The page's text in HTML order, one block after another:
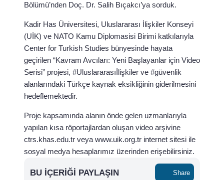
Bölümü’nden Doç. Dr. Salih Bıçakcı’ya sorduk.
Kadir Has Üniversitesi, Uluslararası İlişkiler Konseyi
(UİK) ve NATO Kamu Diplomasisi Birimi katkılarıyla
Center for Turkish Studies bünyesinde hayata
geçirilen “Kavram Avcıları: Yeni Başlayanlar için Video
Serisi” projesi, #Uluslararasıİlişkiler ve #güvenlik
alanlarındaki Türkçe kaynak eksikliğinin giderilmesini
hedeflemektedir.
Proje kapsamında alanın önde gelen uzmanlarıyla
yapılan kısa röportajlardan oluşan video arşivine
ctrs.khas.edu.tr veya www.uik.org.tr internet sitesi ile
sosyal medya hesaplarımız üzerinden erişebilirsiniz.
BU İÇERIĞI PAYLAŞIN Share